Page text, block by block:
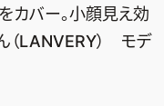
カバー。小顔見え効
（LANVERY） モデ